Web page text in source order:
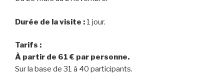
Durée de la visite : 1 jour.
Tarifs :
À partir de 61 € par personne.
Sur la base de 31 à 40 participants.